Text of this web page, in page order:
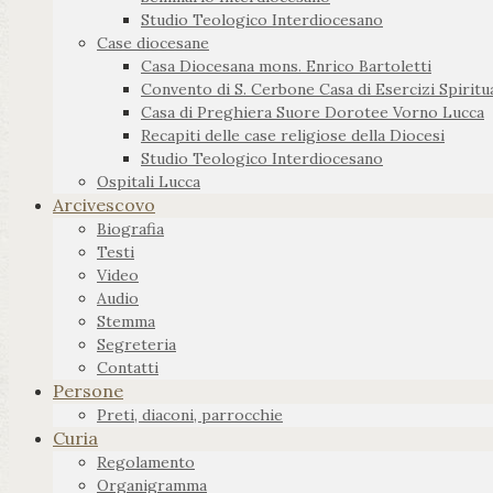
Studio Teologico Interdiocesano
Case diocesane
Casa Diocesana mons. Enrico Bartoletti
Convento di S. Cerbone Casa di Esercizi
Casa di Preghiera Suore Dorotee Vorno Lucca
Recapiti delle case religiose della Diocesi
Studio Teologico Interdiocesano
Ospitali Lucca
Arcivescovo
Biografia
Testi
Video
Audio
Stemma
Segreteria
Contatti
Persone
Preti, diaconi, parrocchie
Curia
Regolamento
Organigramma